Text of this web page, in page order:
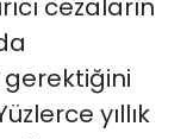
cezaların
gerektiğini
yıllık